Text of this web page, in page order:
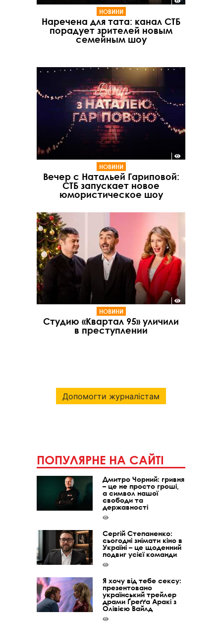
НОВИНИ
Наречена для тата: канал СТБ
порадует зрителей новым
семейным шоу
НОВИНИ
Вечер с Натальей Гариповой:
СТБ запускает новое
юмористическое шоу
НОВИНИ
Студию «Квартал 95» уличили
в преступлении
Допомогти журналістам
ПОПУЛЯРНЕ НА САЙТІ
Дмитро Чорний: гривня
– це не просто гроші,
а символ нашої
свободи та
державності
Сергій Степаненко:
сьогодні знімати кіно в
Україні – це щоденний
подвиг усієї команди
Я хочу від тебе сексу:
презентовано
український трейлер
драми Ґреґґа Аракі з
Олівією Вайлд